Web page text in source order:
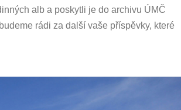
alb a poskytli je do archivu ÚMČ
rádi za další vaše příspěvky, které